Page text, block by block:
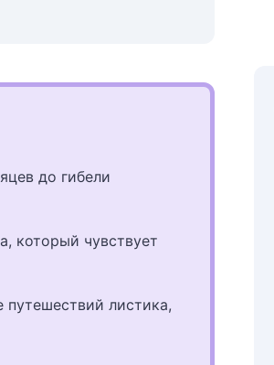
до гибели
который чувствует
путешествий листика,